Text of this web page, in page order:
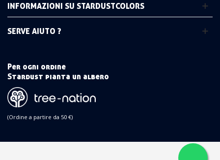
INFORMAZIONI SU STARDUSTCOLORS
SERVE AIUTO ?
Per ogni ordine
Stardust pianta un albero
(Ordine a partire da 50 €)